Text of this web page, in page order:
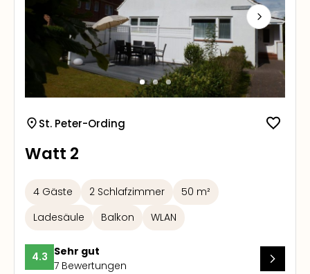
Next
St. Peter-Ording
Watt 2
4 Gäste 2 Schlafzimmer
50 m²
Ladesäule
Balkon WLAN
4.3 Sehr gut
7 Bewertungen